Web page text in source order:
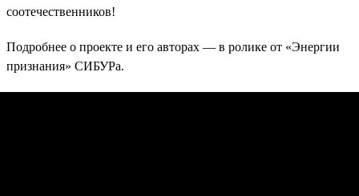
соотечественников!
Подробнее о проекте и его авторах — в ролике от «Энергии
признания» СИБУРа.